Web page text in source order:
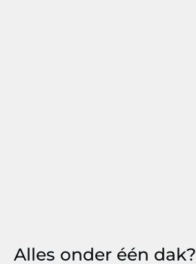
Alles onder één dak?